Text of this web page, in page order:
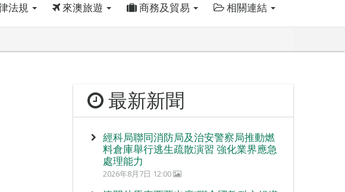
法規 來澳旅遊 商務及貿易 相關連結
最新新聞
經科局聯同消防局及治安警察局推動燃
料倉庫舉行逃生疏散演習 強化業界應急
處理能力
2026年8月7日 12:00